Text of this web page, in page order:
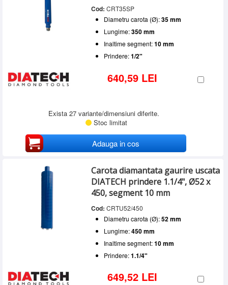
Cod: CRT35SP
Diametru carota (Ø):35 mm
Lungime:350 mm
Inaltime segment:10 mm
Prindere:1/2"
640,59 LEI
Exista 27 variante/dimensiuni diferite.
Stoc limitat
Adauga in cos
Carota diamantata gaurire uscata
DIATECH prindere 1.1/4", Ø52 x
450, segment 10 mm
Cod: CRTU52/450
Diametru carota (Ø):52 mm
Lungime:450 mm
Inaltime segment:10 mm
Prindere:1.1/4"
649,52 LEI